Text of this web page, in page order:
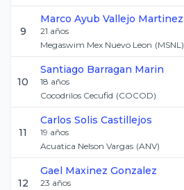
9
Marco Ayub Vallejo Martinez
21 años
Megaswim Mex Nuevo Leon (MSNL)
10
Santiago Barragan Marin
18 años
Cocodrilos Cecufid (COCOD)
11
Carlos Solis Castillejos
19 años
Acuatica Nelson Vargas (ANV)
12
Gael Maxinez Gonzalez
23 años